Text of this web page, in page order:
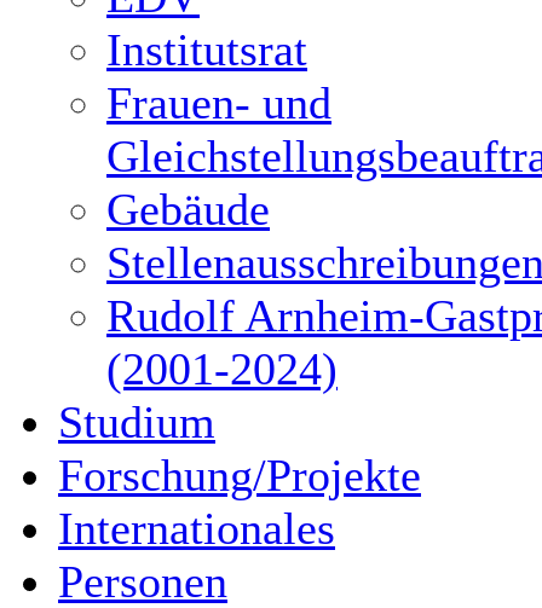
Institutsrat
Frauen- und
Gebäude
Rudolf Arnheim-
(2001-2024)
Studium
Forschung/Projekte
Internationales
Personen